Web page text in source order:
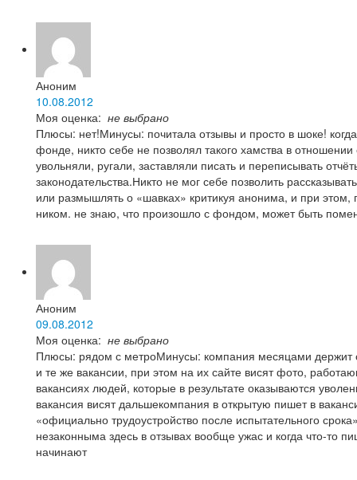
Аноним
10.08.2012
Моя оценка: не выбрано
Плюсы: нет!Минусы: почитала отзывы и просто в шоке!
фонде, никто себе не позволял такого хамства в отношении
увольняли, ругали, заставляли писать и переписывать
законодательства.Никто не мог себе позволить
или размышлять о «шавках» критикуя анонима, и при этом,
ником. не знаю, что произошло с фондом, может быть
Аноним
09.08.2012
Моя оценка: не выбрано
Плюсы: рядом с метроМинусы: компания месяцами держит
и те же вакансии, при этом на их сайте висят фото,
вакансиях людей, которые в результате оказываются
вакансия висят дальшекомпания в открытую пишет в
«официально трудоустройство после испытательного
незаконныма здесь в отзывах вообще ужас и когда что-то
начинают